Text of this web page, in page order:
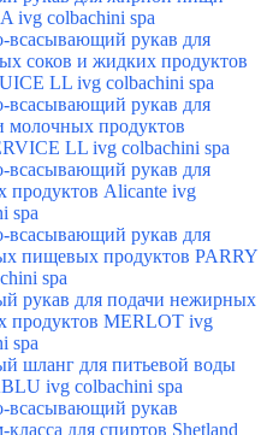
ivg colbachini spa
всасывающий рукав для
соков и жидких продуктов
LL ivg colbachini spa
всасывающий рукав для
молочных продуктов
LL ivg colbachini spa
всасывающий рукав для
продуктов Alicante ivg
spa
всасывающий рукав для
пищевых продуктов PARRY
spa
рукав для подачи нежирных
продуктов MERLOT ivg
spa
шланг для питьевой воды
ivg colbachini spa
всасывающий рукав
для спиртов Shetland